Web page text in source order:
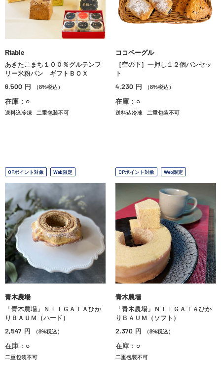
Rtable
あきたこまち１００％グルテンフ
リー米粉パン ギフトＢＯＸ
6,500 円 （8%税込）
在庫：○
送料込冷凍 二重包装不可
ココベーグル
［空の下］一押し１２個パンセッ
ト
4,230 円 （8%税込）
在庫：○
送料込冷凍 二重包装不可
OPポイント対象 Web限定
青木農場
「青木農場」ＮＩＩＧＡＴＡひか
りＢＡＵＭ（ハード）
2,547 円 （8%税込）
在庫：○
二重包装不可
OPポイント対象 Web限定
青木農場
「青木農場」ＮＩＩＧＡＴＡひか
りＢＡＵＭ（ソフト）
2,370 円 （8%税込）
在庫：○
二重包装不可